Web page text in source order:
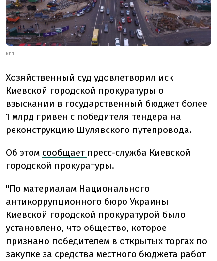
КГП
Хозяйственный суд удовлетворил иск
Киевской городской прокуратуры о
взыскании в государственный бюджет более
1 млрд гривен с победителя тендера на
реконструкцию Шулявского путепровода.
Об этом сообщает пресс-служба Киевской
городской прокуратуры.
"По материалам Национального
антикоррупционного бюро Украины
Киевской городской прокуратурой было
установлено, что общество, которое
признано победителем в открытых торгах по
закупке за средства местного бюджета работ